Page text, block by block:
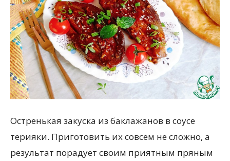
Остренькая закуска из баклажанов в соусе
терияки. Приготовить их совсем не сложно, а
результат порадует своим приятным пряным